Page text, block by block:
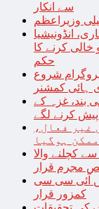
سے انکار
وزیراعظم
انڈونیشیا
خالی کرنے کا
حکم
پروگرام شروع
ہائی کمشنر
بند، غزہ کے
پیش کرنے لگے
غیر فعال،
ہوگیا
4 افراد کو ٹرک سے کچلنے والا
مجرم قرار
آئی سی سی
کمزور قرار